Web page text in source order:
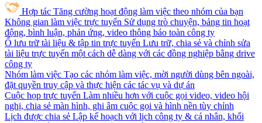
Hợp tác Tăng cường hoạt động làm việc theo nhóm của bạn
Không gian làm việc trực tuyến Sử dụng trò chuyện, bảng tin hoạt
động, bình luận, phản ứng, video thông báo toàn công ty
Ổ lưu trữ tài liệu & tập tin trực tuyến Lưu trữ, chia sẻ và chỉnh sửa
tài liệu trực tuyến một cách dễ dàng với các đồng nghiệp bằng drive
công ty
Nhóm làm việc Tạo các nhóm làm việc, mời người dùng bên ngoài,
đặt quyền truy cập và thực hiện các tác vụ và dự án
Cuộc họp trực tuyến Làm nhiều hơn với cuộc gọi video, video hội
nghị, chia sẻ màn hình, ghi âm cuộc gọi và hình nền tùy chỉnh
Lịch được chia sẻ Lập kế hoạch với lịch công ty & cá nhân, khối